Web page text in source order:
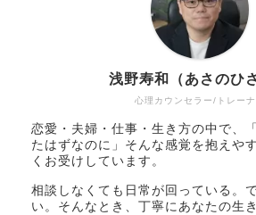
心理カウンセラー/トレーナ
浅野寿和（あさのひ
恋愛・夫婦・仕事・生き方の中で、
たはずなのに」そんな感覚を抱えや
くお受けしています。
相談しなくても日常が回っている。
い。そんなとき、丁寧にあなたの生